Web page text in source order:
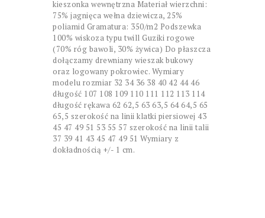
kieszonka wewnętrzna Materiał wierzchni:
75% jagnięca wełna dziewicza, 25%
poliamid Gramatura: 350/m2 Podszewka
100% wiskoza typu twill Guziki rogowe
(70% róg bawoli, 30% żywica) Do płaszcza
dołączamy drewniany wieszak bukowy
oraz logowany pokrowiec. Wymiary
modelu rozmiar 32 34 36 38 40 42 44 46
długość 107 108 109 110 111 112 113 114
długość rękawa 62 62,5 63 63,5 64 64,5 65
65,5 szerokość na linii klatki piersiowej 43
45 47 49 51 53 55 57 szerokość na linii talii
37 39 41 43 45 47 49 51 Wymiary z
dokładnością +/- 1 cm.